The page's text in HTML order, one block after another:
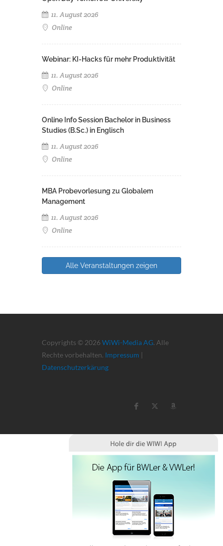
11. August 2026
Online
Webinar: KI-Hacks für mehr Produktivität
11. August 2026
Online
Online Info Session Bachelor in Business
Studies (B.Sc.) in Englisch
11. August 2026
Online
MBA Probevorlesung zu Globalem
Management
11. August 2026
Online
Alle Veranstaltungen zeigen
Copyrights © 2026 WiWi-Media AG. Alle
Rechte vorbehalten. Impressum |
Datenschutzerkärung